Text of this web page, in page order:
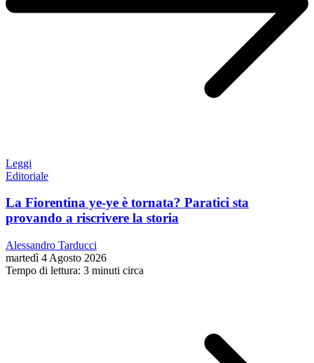
Leggi
Editoriale
La Fiorentina ye-ye è tornata? Paratici sta
provando a riscrivere la storia
Alessandro Tarducci
martedì 4 Agosto 2026
Tempo di lettura: 3 minuti circa